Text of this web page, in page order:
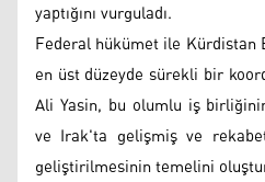
yaptığını vurguladı.
Federal hükümet ile Kürdistan
en üst düzeyde sürekli bir
Ali Yasin, bu olumlu iş
ve Irak'ta gelişmiş ve
geliştirilmesinin temelini